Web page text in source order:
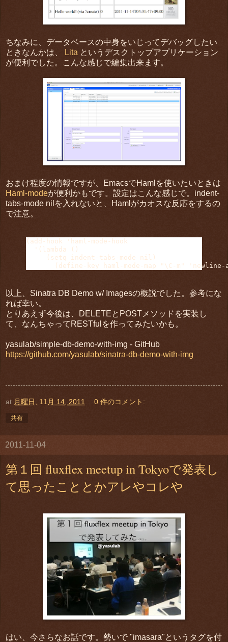
ちなみに、データベースの中身をいじってデバッグしたい
ときなんかは、
Lita というデスクトップアプリケーション
が便利でした。こんな感じで編集出来ます。
おまけ程度の情報ですが、EmacsでHamlを使いたいときは
Haml-modeが便利かもです。設定はこんな感じで。indent-
tabs-mode nilを入れないと、Hamlがカオスな反応をするの
で注意。
(add-hook 'haml-mode-hook
  '(lambda ()
     (setq indent-tabs-mode nil)
(define-key haml-mode-map "\C-m" 'newline-
以上、Sinatra DB Demo w/ Imagesの概説でした。参考にな
れば幸い。
とりあえず今後は、DELETEとPOSTメソッドを実装し
て、なんちゃってRESTfulを作ってみたいかも。
yasulab/simple-db-demo-with-img - GitHub
https://github.com/yasulab/sinatra-db-demo-with-img
at 月曜日, 11月 14, 2011 0 件のコメント:
共有
2011-11-04
第１回 fluxflex meetup in Tokyoで発表し
て思ったこととかアレやコレや
はい、今さらなお話です。勢いで "imasara"というタグを付